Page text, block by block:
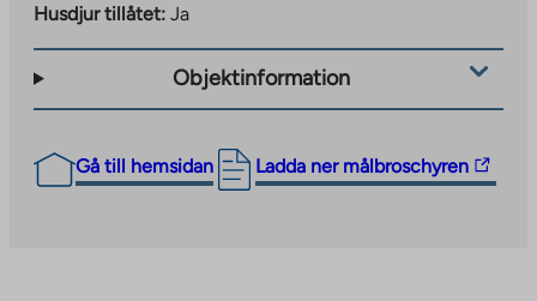
Husdjur tillåtet: Ja
Objektinformation
Gå till hemsidan Ladda ner målbroschyren
The
link